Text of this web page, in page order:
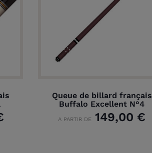
Queue de billard français
Buffalo Excellent N°4
A PARTIR DE 149,00 €